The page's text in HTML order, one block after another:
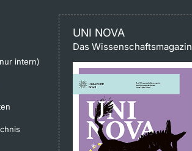
intern)
UNI NOVA
Das Wissenschaftsmagazin